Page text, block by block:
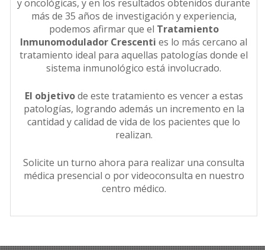
y oncológicas, y en los resultados obtenidos durante
más de 35 años de investigación y experiencia,
podemos afirmar que el Tratamiento
Inmunomodulador Crescenti es lo más cercano al
tratamiento ideal para aquellas patologías donde el
sistema inmunológico está involucrado.
El objetivode este tratamiento es vencer a estas
patologías, logrando además un incremento en la
cantidad y calidad de vida de los pacientes que lo
realizan.
Solicite un turno ahora para realizar una consulta
médica presencial o por videoconsulta en nuestro
centro médico.